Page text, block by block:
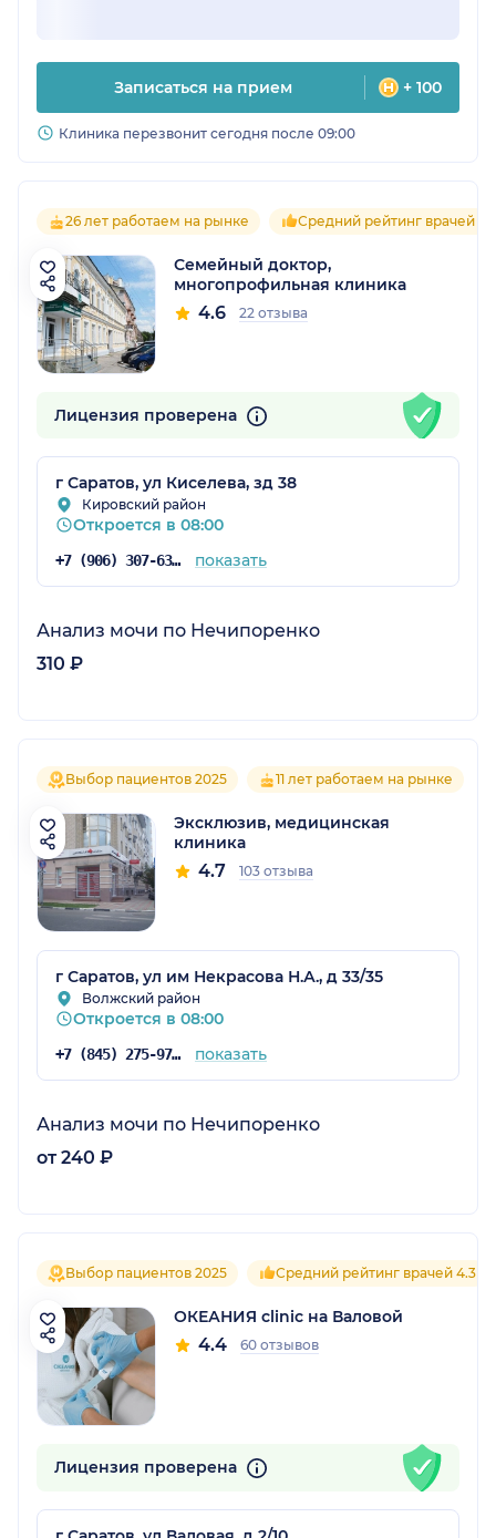
Записаться на прием + 100
Клиника перезвонит сегодня после 09:00
26 лет работаем на рынке Средний рейтинг врачей
Семейный доктор,
многопрофильная клиника
4.6 22 отзыва
Лицензия проверена
г Саратов, ул Киселева, зд 38
Кировский район
Откроется в 08:00
+7 (906) 307-63-01 показать
Анализ мочи по Нечипоренко
310 ₽
Выбор пациентов 2025 11 лет работаем на рынке
Эксклюзив, медицинская
клиника
4.7 103 отзыва
г Саратов, ул им Некрасова Н.А., д 33/35
Волжский район
Откроется в 08:00
+7 (845) 275-97-59 показать
Анализ мочи по Нечипоренко
от 240 ₽
Выбор пациентов 2025 Средний рейтинг врачей 4.3
ОКЕАНИЯ clinic на Валовой
4.4 60 отзывов
Лицензия проверена